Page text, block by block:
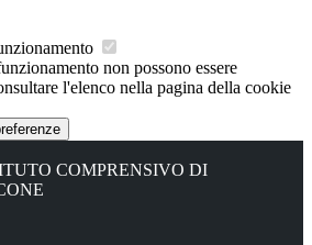
non possono essere
l'elenco nella pagina della cookie
COMPRENSIVO DI